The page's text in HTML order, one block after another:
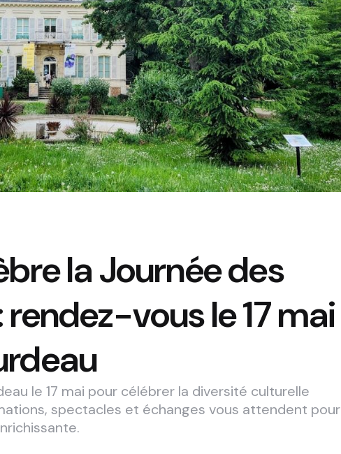
la Journée des
rendez-vous le 17 mai
le 17 mai pour célébrer la diversité culturelle
spectacles et échanges vous attendent pour